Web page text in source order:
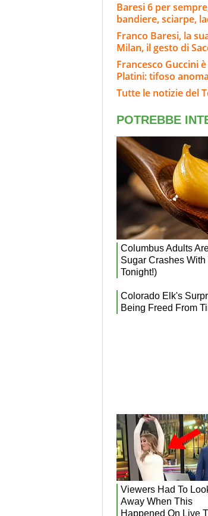
Baresi 6 per
bandiere, sciarpe,
Franco Baresi, la
Milan, il gesto di
Francesco Guccini
Platini: tifoso
Tutte le notizie del